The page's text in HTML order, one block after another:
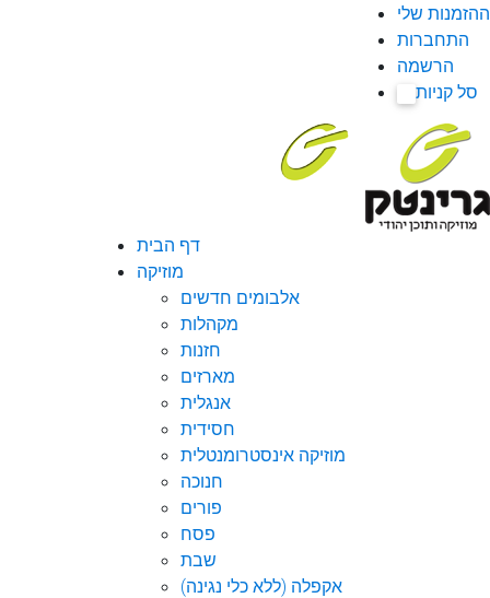
ההזמנות שלי
התחברות
הרשמה
סל קניות
דף הבית
מוזיקה
אלבומים חדשים
מקהלות
חזנות
מארזים
אנגלית
חסידית
מוזיקה אינסטרומנטלית
חנוכה
פורים
פסח
שבת
אקפלה (ללא כלי נגינה)